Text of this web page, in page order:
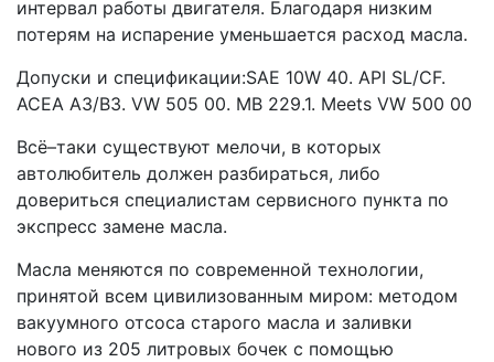
интервал работы двигателя. Благодаря низким
потерям на испарение уменьшается расход масла.
Допуски и спецификации:SAE 10W 40. API SL/CF.
ACEA A3/B3. VW 505 00. MB 229.1. Meets VW 500 00
Всё–таки существуют мелочи, в которых
автолюбитель должен разбираться, либо
довериться специалистам сервисного пункта по
экспресс замене масла.
Масла меняются по современной технологии,
принятой всем цивилизованным миром: методом
вакуумного отсоса старого масла и заливки
нового из 205 литровых бочек с помощью